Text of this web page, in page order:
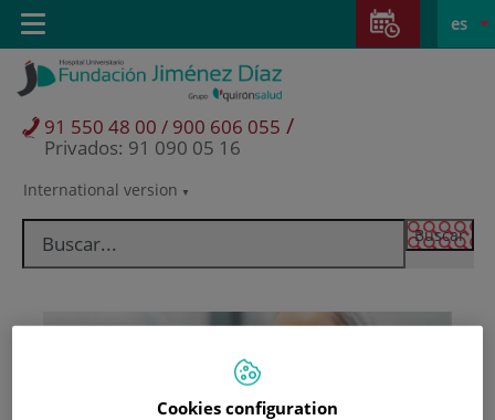
Saltar al contenido
Saltar
contenido
Selector
idioma
activo
es
International version
91 550 48 00 / 900 606 055 /
Privados: 91 090 05 16
Toggle
navigation
Cookies configuration